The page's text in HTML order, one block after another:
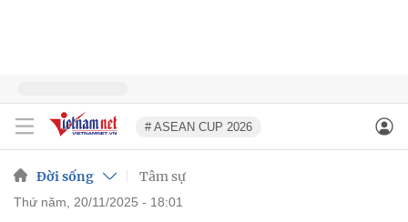
# ASEAN CUP 2026
Đời sống Tâm sự
thứ năm, 20/11/2025 - 18:01